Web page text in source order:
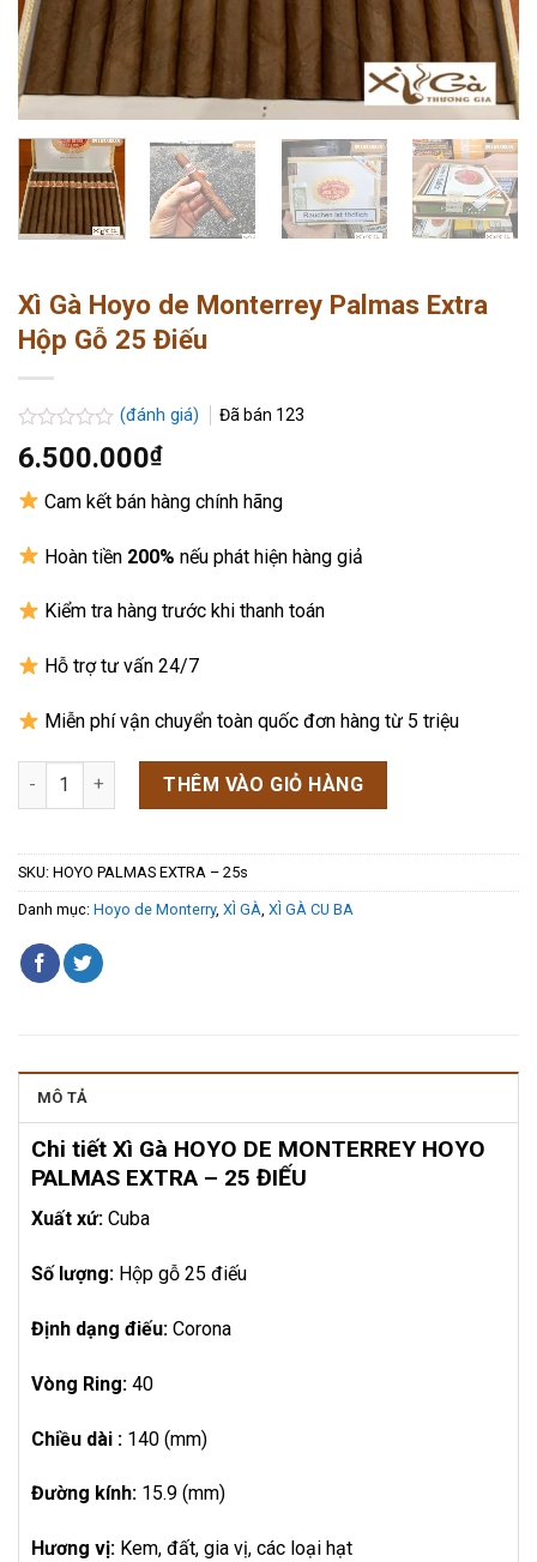
Xì Gà Hoyo de Monterrey Palmas Extra
Hộp Gỗ 25 Điếu
Được
xếp
0.0
(đánh giá) Đã bán 123
6.500.000₫
Cam kết bán hàng chính hãng
Hoàn tiền 200% nếu phát hiện hàng giả
Kiểm tra hàng trước khi thanh toán
Hỗ trợ tư vấn 24/7
Miễn phí vận chuyển toàn quốc đơn hàng từ 5 triệu
Xì Gà Hoyo de Monterrey Palmas Extra Hộp Gỗ 25 Điếu số
THÊM VÀO GIỎ HÀNG
SKU: HOYO PALMAS EXTRA – 25s
Danh mục: Hoyo de Monterry, XÌ GÀ XÌ GÀ CU BA
MÔ TẢ
Chi tiết Xì Gà HOYO DE MONTERREY HOYO
PALMAS EXTRA – 25 ĐIẾU
Xuất xứ: Cuba
Số lượng: Hộp gỗ 25 điếu
Định dạng điếu: Corona
Vòng Ring: 40
Chiều dài : 140 (mm)
Đường kính: 15.9 (mm)
Hương vị: Kem, đất, gia vị, các loại hạt